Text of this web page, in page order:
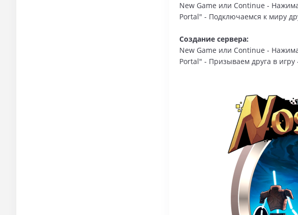
New Game или Continue -
Portal" - Подключаемся к миру
Создание сервера:
New Game или Continue -
Portal" - Призываем друга в